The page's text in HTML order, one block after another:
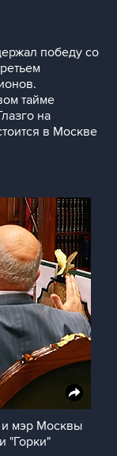
победу со
тайме
на
в Москве
мэр Москвы
"Горки"